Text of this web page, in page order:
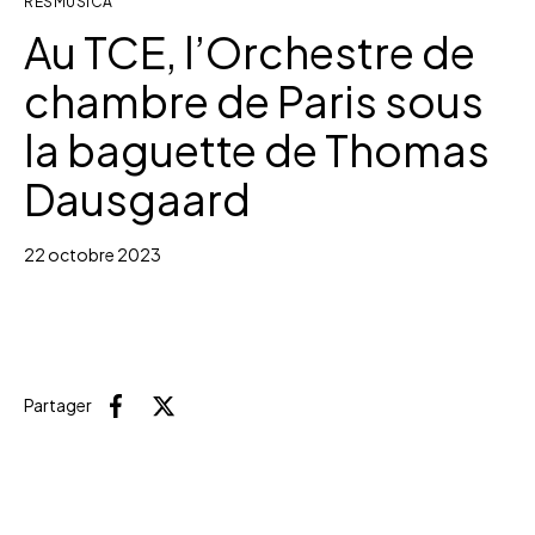
Au TCE, l’Orchestre de
chambre de Paris sous
la baguette de Thomas
Dausgaard
22 octobre 2023
Partager FacebookX (Twitter)